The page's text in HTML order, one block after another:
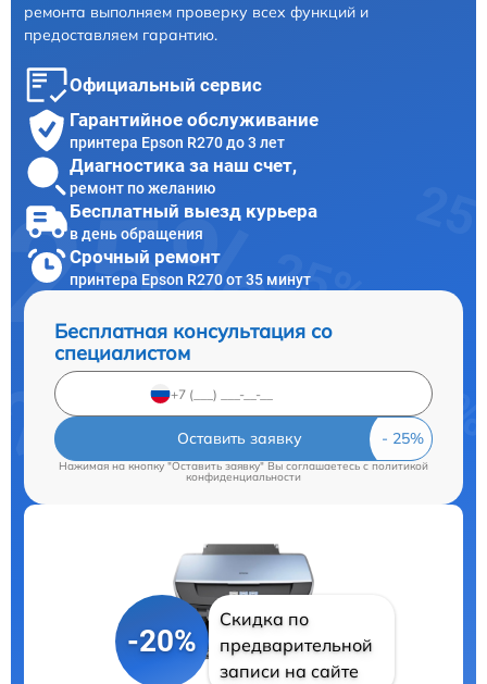
ремонта выполняем проверку всех функций и
предоставляем гарантию.
Официальный сервис
Гарантийное обслуживание
принтера Epson R270 до 3 лет
Диагностика за наш счет,
ремонт по желанию
Бесплатный выезд курьера
в день обращения
Срочный ремонт
принтера Epson R270 от 35 минут
Бесплатная консультация со
специалистом
Оставить заявку
Нажимая на кнопку "Оставить заявку" Вы соглашаетесь cполитикой
конфиденциальности
-20%
Скидка по
предварительной
записи на сайте